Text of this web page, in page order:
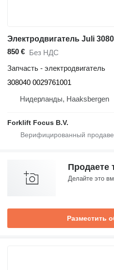
850 € Без НДС
Запчасть - электродвигатель
308040 0029761001
Нидерланды, Haaksbergen
Forklift Focus B.V.
Продаете
Делайте это
Разместить